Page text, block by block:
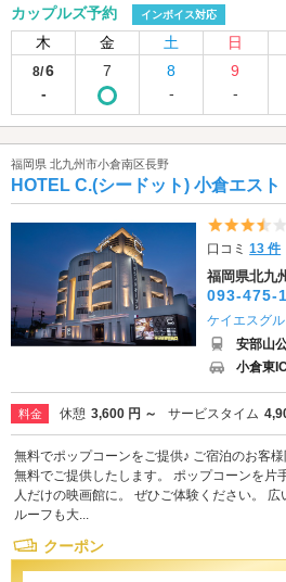
カップルズ予約 インボイス対応
木 金 土 日
8/6
-
7
8
-
9
-
福岡県 北九州市小倉南区長野
HOTEL C.(シードット) 小倉エスト
口コミ13 件
福岡県北九
093-475-
ケイエスグ
安部山
小倉東
料金 休憩 3,600 円 ～ サービスタイム
無料でポップコーンをご提供♪ ご宿泊のお客
無料でご提供したします。 ポップコーンを片
人だけの映画館に。 ぜひご体験ください。
ルーフも大...
クーポン